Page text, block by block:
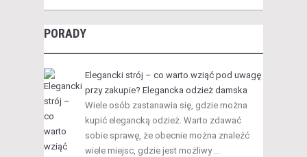
PORADY
Elegancki strój – co warto wziąć pod uwagę
przy zakupie? Elegancka odzież damska
Wiele osób zastanawia się, gdzie można
kupić elegancką odzież. Warto zdawać
sobie sprawę, że obecnie można znaleźć
wiele miejsc, gdzie jest możliwy …